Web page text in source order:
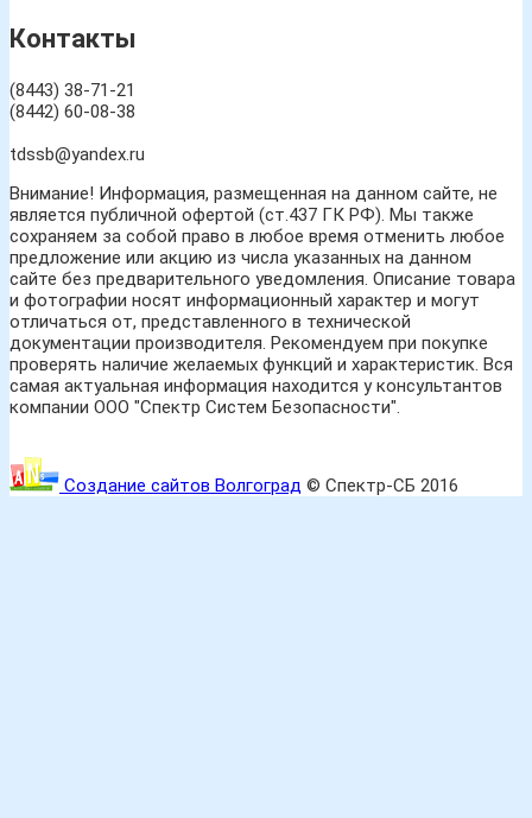
Контакты
(8443) 38-71-21
(8442) 60-08-38
tdssb@yandex.ru
Внимание! Информация, размещенная на данном сайте, не
является публичной офертой (ст.437 ГК РФ). Мы также
сохраняем за собой право в любое время отменить любое
предложение или акцию из числа указанных на данном
сайте без предварительного уведомления. Описание товара
и фотографии носят информационный характер и могут
отличаться от, представленного в технической
документации производителя. Рекомендуем при покупке
проверять наличие желаемых функций и характеристик. Вся
самая актуальная информация находится у консультантов
компании ООО "Спектр Систем Безопасности".
Создание сайтов Волгоград © Спектр-СБ 2016